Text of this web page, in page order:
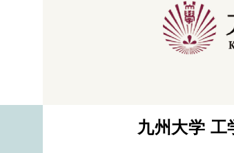
九州大学 工